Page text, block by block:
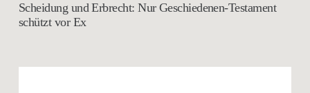
Scheidung und Erbrecht: Nur Geschiedenen-Testament
schützt vor Ex